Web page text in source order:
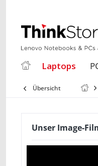
Laptops
Übersicht
Unser Image-